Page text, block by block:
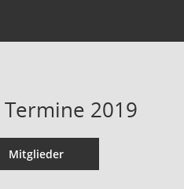
Termine 2019
Mitglieder